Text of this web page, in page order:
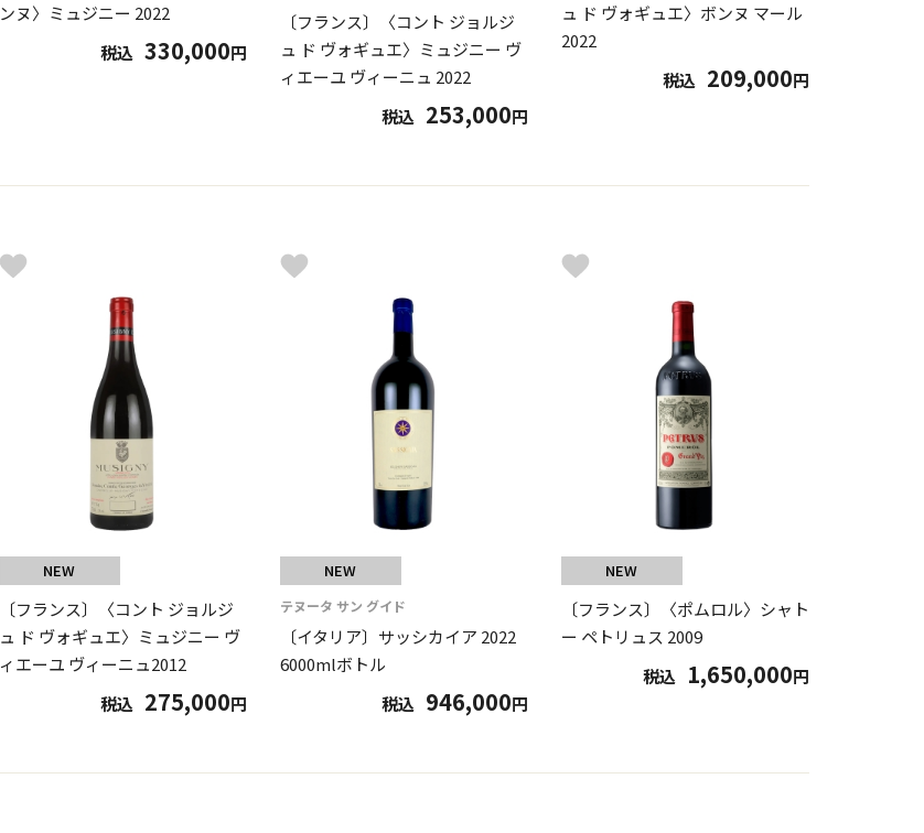
ンヌ〉ミュジニー 2022
税込 330,000円
〔フランス〕〈コント ジョルジ
ュ ド ヴォギュエ〉ミュジニー ヴ
ィエーユ ヴィーニュ 2022
税込 253,000円
ュ ド ヴォギュエ〉ボンヌ マール
2022
税込 209,000円
NEW
〔フランス〕〈コント ジョルジ
ュ ド ヴォギュエ〉ミュジニー ヴ
ィエーユ ヴィーニュ2012
税込 275,000円
NEW
テヌータ サン グイド
〔イタリア〕サッシカイア 2022
6000mlボトル
税込 946,000円
NEW
〔フランス〕〈ポムロル〉シャト
ー ペトリュス 2009
税込
1,650,000円